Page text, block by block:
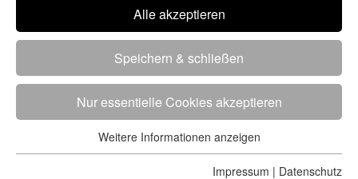
Weltklasse am Start
Am 7. April blickt die Halbmarathonwelt nach
Berlin, wo einer der bedeutendsten
Halbmarathons weltweit seine 39. Auflage feiert.
Der GENERALI BERLINER HALBMARATHON, seit
Jahren der mit Abstand größte deutsche
Halbmarathon, verzeichnet in diesem Jahr die
Alle akzeptieren
Speichern & schließen
Nur essentielle Cookies akzeptieren
Essentielle Cookies werden für grundlegende Funktionen der
Weitere Informationen anzeigen
Impressum | Datenschutz